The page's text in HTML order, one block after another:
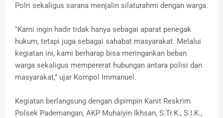
Polri sekaligus sarana menjalin silaturahmi dengan warga.
"Kami ingin hadir tidak hanya sebagai aparat penegak
hukum, tetapi juga sebagai sahabat masyarakat. Melalui
kegiatan ini, kami berharap bisa meringankan beban
warga sekaligus mempererat hubungan antara polisi dan
masyarakat,” ujar Kompol Immanuel.
Kegiatan berlangsung dengan dipimpin Kanit Reskrim
Polsek Pademangan, AKP Muhaiyin Ikhsan, S.Tr.K., S.I.K.,